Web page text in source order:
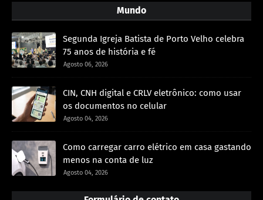
Mundo
Segunda Igreja Batista de Porto Velho celebra
75 anos de história e fé
Agosto 06, 2026
CIN, CNH digital e CRLV eletrônico: como usar
os documentos no celular
Agosto 04, 2026
Como carregar carro elétrico em casa gastando
menos na conta de luz
Agosto 04, 2026